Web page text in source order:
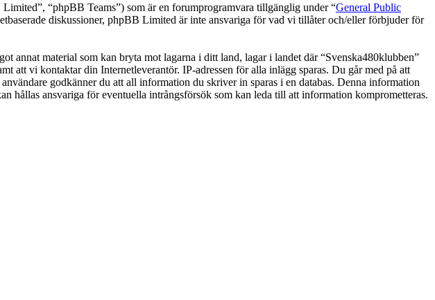
“phpBB Teams”) som är en forumprogramvara tillgänglig under “General Public
diskussioner, phpBB Limited är inte ansvariga för vad vi tillåter och/eller förbjuder för
annat material som kan bryta mot lagarna i ditt land, lagar i landet där “Svenska480klubben”
att vi kontaktar din Internetleverantör. IP-adressen för alla inlägg sparas. Du går med på att
godkänner du att all information du skriver in sparas i en databas. Denna information
hållas ansvariga för eventuella intrångsförsök som kan leda till att information komprometteras.